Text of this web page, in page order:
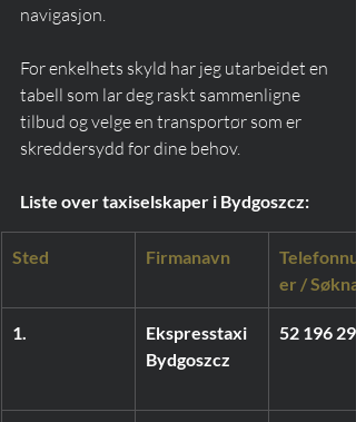
navigasjon.
For enkelhets skyld har jeg utarbeidet en
tabell som lar deg raskt sammenligne
tilbud og velge en transportør som er
skreddersydd for dine behov.
Liste over taxiselskaper i Bydgoszcz:
Sted Firmanavn
er /
1.
Ekspresstaxi
Bydgoszcz
52 196 29